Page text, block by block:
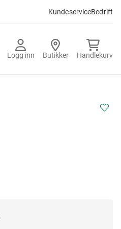
KundeserviceBedrift
Logg inn Butikker Handlekurv